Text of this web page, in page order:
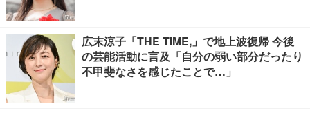
広末涼子「THE TIME,」で地上波復帰 今後
の芸能活動に言及「自分の弱い部分だったり
不甲斐なさを感じたことで…」